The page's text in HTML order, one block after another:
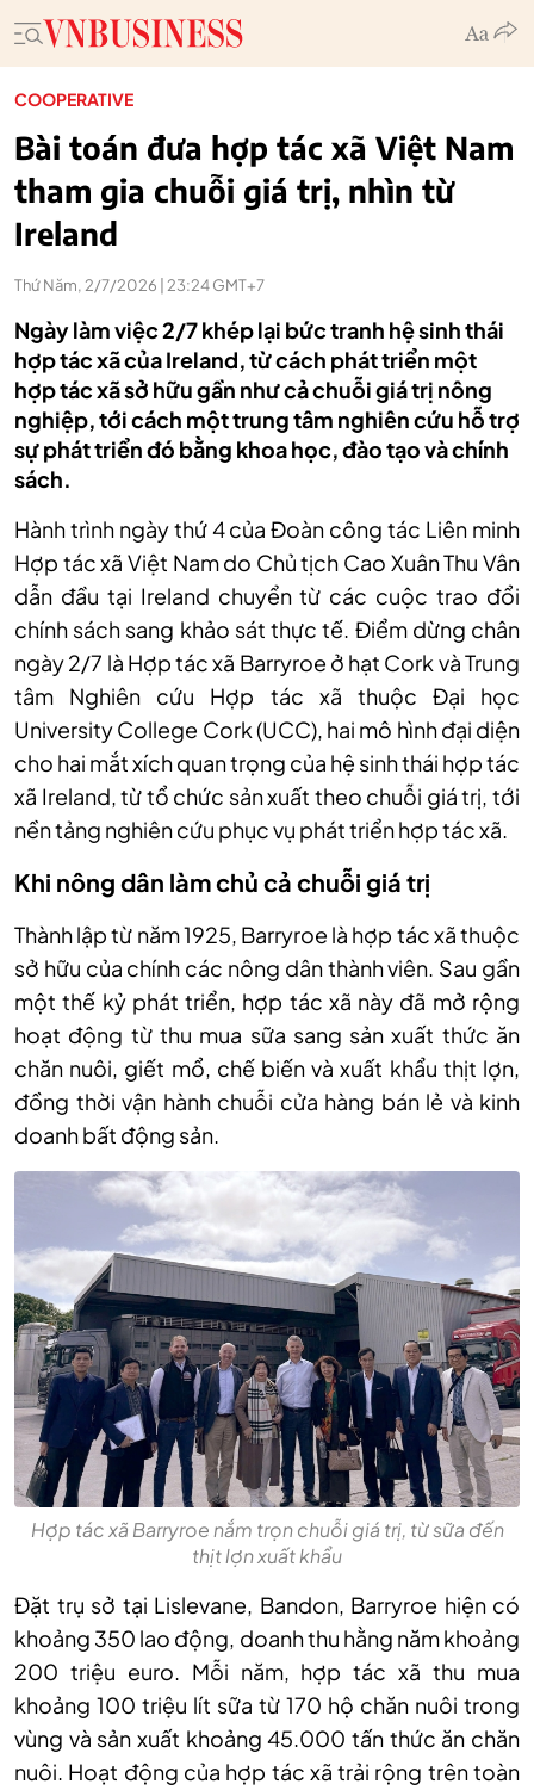
COOPERATIVE
Bài toán đưa hợp tác xã Việt Nam
tham gia chuỗi giá trị, nhìn từ
Ireland
Thứ Năm, 2/7/2026 | 23:24 GMT+7
Ngày làm việc 2/7 khép lại bức tranh hệ sinh thái
hợp tác xã của Ireland, từ cách phát triển một
hợp tác xã sở hữu gần như cả chuỗi giá trị nông
nghiệp, tới cách một trung tâm nghiên cứu hỗ trợ
sự phát triển đó bằng khoa học, đào tạo và chính
sách.
Hành trình ngày thứ 4 của Đoàn công tác Liên minh
Hợp tác xã Việt Nam do Chủ tịch Cao Xuân Thu Vân
dẫn đầu tại Ireland chuyển từ các cuộc trao đổi
chính sách sang khảo sát thực tế. Điểm dừng chân
ngày 2/7 là Hợp tác xã Barryroe ở hạt Cork và Trung
tâm Nghiên cứu Hợp tác xã thuộc Đại học
University College Cork (UCC), hai mô hình đại diện
cho hai mắt xích quan trọng của hệ sinh thái hợp tác
xã Ireland, từ tổ chức sản xuất theo chuỗi giá trị, tới
nền tảng nghiên cứu phục vụ phát triển hợp tác xã.
Khi nông dân làm chủ cả chuỗi giá trị
Thành lập từ năm 1925, Barryroe là hợp tác xã thuộc
sở hữu của chính các nông dân thành viên. Sau gần
một thế kỷ phát triển, hợp tác xã này đã mở rộng
hoạt động từ thu mua sữa sang sản xuất thức ăn
chăn nuôi, giết mổ, chế biến và xuất khẩu thịt lợn,
đồng thời vận hành chuỗi cửa hàng bán lẻ và kinh
doanh bất động sản.
Hợp tác xã Barryroe nắm trọn chuỗi giá trị, từ sữa đến
thịt lợn xuất khẩu
Đặt trụ sở tại Lislevane, Bandon, Barryroe hiện có
khoảng 350 lao động, doanh thu hằng năm khoảng
200 triệu euro. Mỗi năm, hợp tác xã thu mua
khoảng 100 triệu lít sữa từ 170 hộ chăn nuôi trong
vùng và sản xuất khoảng 45.000 tấn thức ăn chăn
nuôi. Hoạt động của hợp tác xã trải rộng trên toàn